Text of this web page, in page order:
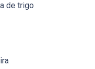
de trigo